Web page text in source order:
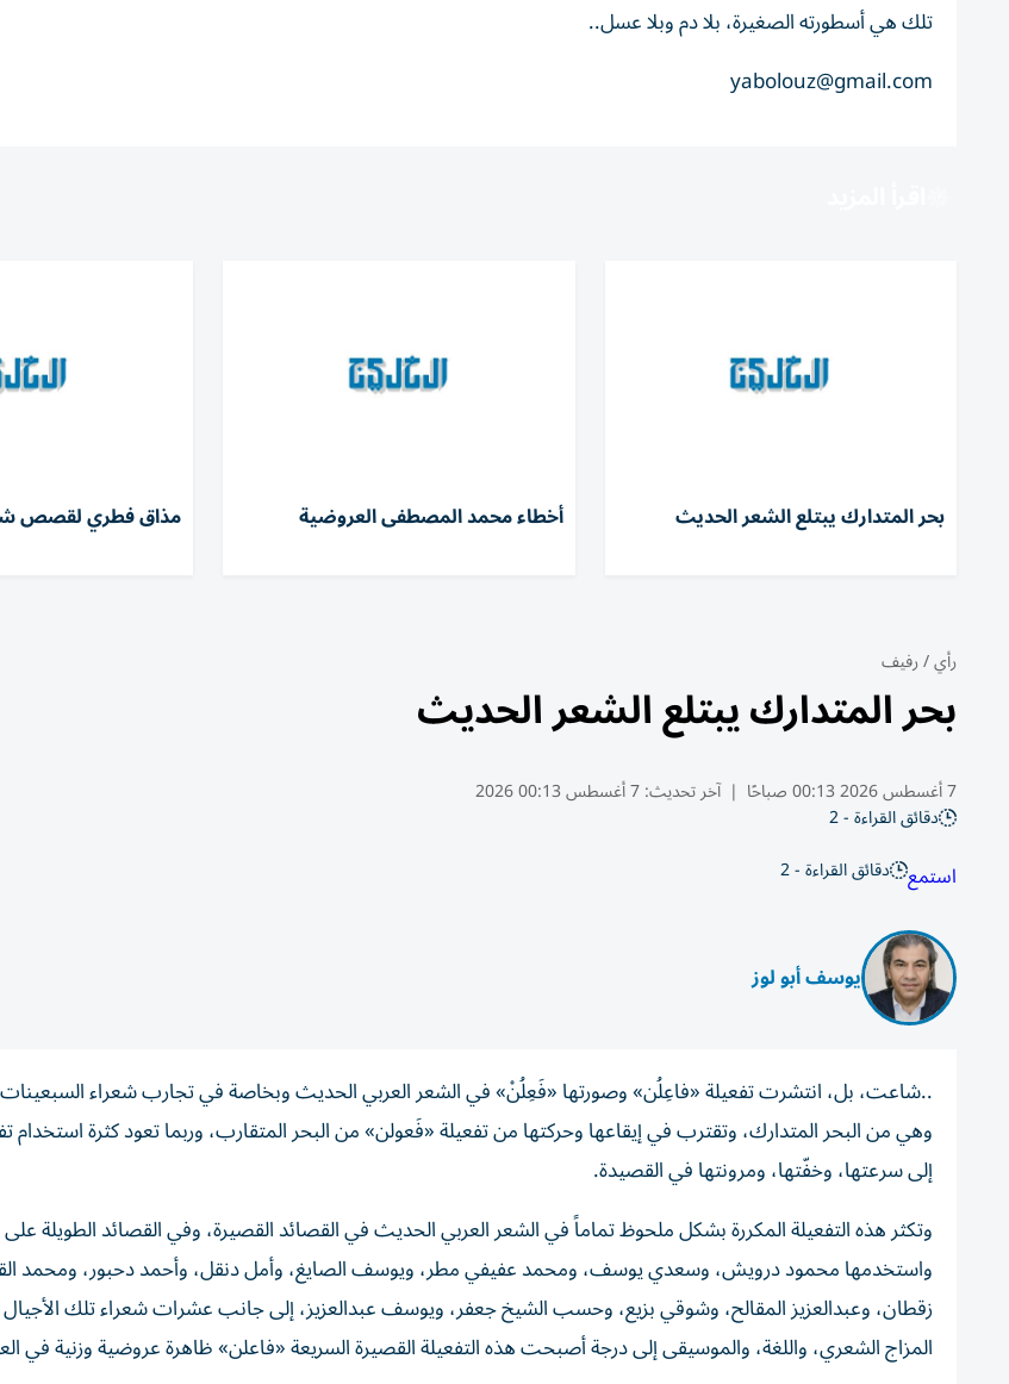
تلك هي أسطورته الصغيرة، بلا دم وبلا عسل..
yabolouz@gmail.com
بحر المتدارك يبتلع الشعر الحديث أخطاء محمد المصطفى العروضية مذاق فطري لقصص
رأي/رفيف
بحر المتدارك يبتلع الشعر الحديث
7 أغسطس 2026 00:13 صباحًا | آخر تحديث:7 أغسطس 00:13 2026
دقائق القراءة - 2
استمع دقائق القراءة - 2
يوسف أبو لوز
..شاعت، بل، انتشرت تفعيلة «فاعِلُن» وصورتها «فَعِلُنْ» في الشعر العربي الحديث وبخاصة في تجارب شعراء السبعينات
وهي من البحر المتدارك، وتقترب في إيقاعها وحركتها من تفعيلة «فَعولن» من البحر المتقارب، وربما تعود كثرة استخدام
إلى سرعتها، وخفّتها، ومرونتها في القصيدة.
وتكثر هذه التفعيلة المكررة بشكل ملحوظ تماماً في الشعر العربي الحديث في القصائد القصيرة، وفي القصائد الطويلة على
واستخدمها محمود درويش، وسعدي يوسف، ومحمد عفيفي مطر، ويوسف الصايغ، وأمل دنقل، وأحمد دحبور، ومحمد
زقطان، وعبدالعزيز المقالح، وشوقي بزيع، وحسب الشيخ جعفر، ويوسف عبدالعزيز، إلى جانب عشرات شعراء تلك الأجيال
المزاج الشعري، واللغة، والموسيقى إلى درجة أصبحت هذه التفعيلة القصيرة السريعة «فاعلن» ظاهرة عروضية وزنية في